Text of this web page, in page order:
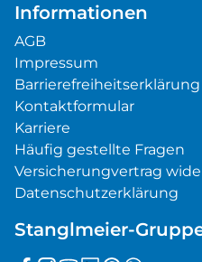
Informationen
AGB
Impressum
Barrierefreiheitserklärung
Kontaktformular
Karriere
Häufig gestellte Fragen
Versicherungvertrag
Datenschutzerklärung
Stanglmeier-